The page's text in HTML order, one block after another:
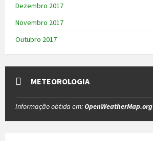
Dezembro 2017
Novembro 2017
Outubro 2017
METEOROLOGIA
Informação obtida em:OpenWeatherMap.org